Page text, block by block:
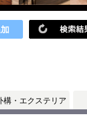
構・エクステリア